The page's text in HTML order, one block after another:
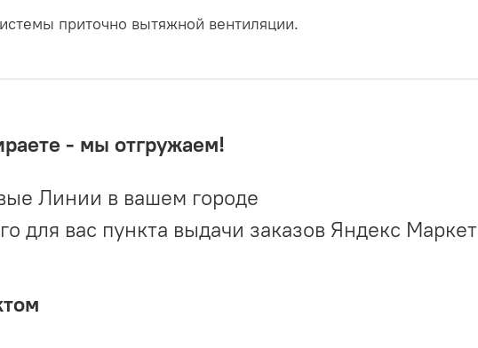
приточно вытяжной вентиляции.
- мы отгружаем!
Линии в вашем городе
вас пункта выдачи заказов Яндекс Маркет